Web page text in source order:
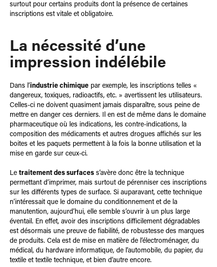
surtout pour certains produits dont la présence de certaines
inscriptions est vitale et obligatoire.
La nécessité d’une
impression indélébile
Dans l’industrie chimique par exemple, les inscriptions telles «
dangereux, toxiques, radioactifs, etc. » avertissent les utilisateurs.
Celles-ci ne doivent quasiment jamais disparaître, sous peine de
mettre en danger ces derniers. Il en est de même dans le domaine
pharmaceutique où les indications, les contre-indications, la
composition des médicaments et autres drogues affichés sur les
boites et les paquets permettent à la fois la bonne utilisation et la
mise en garde sur ceux-ci.
Le traitement des surfaces s’avère donc être la technique
permettant d’imprimer, mais surtout de pérenniser ces inscriptions
sur les différents types de surface. Si auparavant, cette technique
n’intéressait que le domaine du conditionnement et de la
manutention, aujourd’hui, elle semble s’ouvrir à un plus large
éventail. En effet, avoir des inscriptions difficilement dégradables
est désormais une preuve de fiabilité, de robustesse des marques
de produits. Cela est de mise en matière de l’électroménager, du
médical, du hardware informatique, de l’automobile, du papier, du
textile et textile technique, et bien d’autre encore.